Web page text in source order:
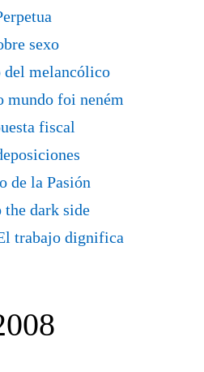
sexo
melancólico
mundo foi neném
fiscal
de la Pasión
the dark side
trabajo dignifica